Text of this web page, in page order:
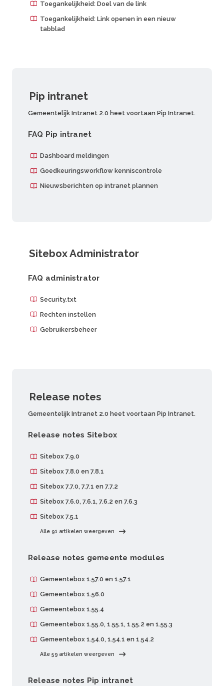
Toegankelijkheid: Doel van de link
Toegankelijkheid: Link openen in een nieuw
tabblad
Pip intranet
Gemeentelijk Intranet 2.0 heet voortaan Pip Intranet.
FAQ Pip intranet
Dashboard meldingen
Goedkeuringsworkflow kenniscontrole
Nieuwsberichten op intranet plannen
Sitebox Administrator
FAQ administrator
Security.txt
Rechten instellen
Gebruikersbeheer
Release notes
Gemeentelijk Intranet 2.0 heet voortaan Pip Intranet.
Release notes Sitebox
Sitebox 7.9.0
Sitebox 7.8.0 en 7.8.1
Sitebox 7.7.0, 7.7.1 en 7.7.2
Sitebox 7.6.0, 7.6.1, 7.6.2 en 7.6.3
Sitebox 7.5.1
Alle 91 artikelen weergeven
Release notes gemeente modules
Gemeentebox 1.57.0 en 1.57.1
Gemeentebox 1.56.0
Gemeentebox 1.55.4
Gemeentebox 1.55.0, 1.55.1, 1.55.2 en 1.55.3
Gemeentebox 1.54.0, 1.54.1 en 1.54.2
Alle 59 artikelen weergeven
Release notes Pip intranet